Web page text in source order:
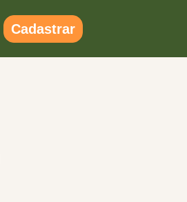
Cadastrar